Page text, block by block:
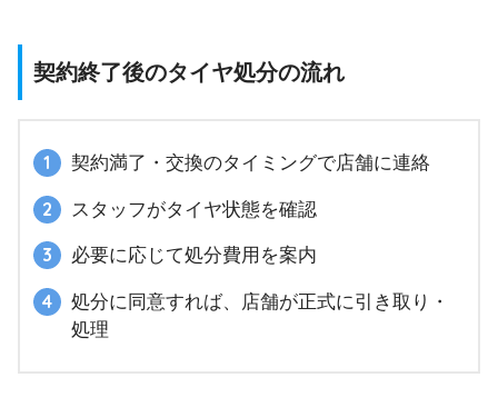
契約終了後のタイヤ処分の流れ
契約満了・交換のタイミングで店舗に連絡
スタッフがタイヤ状態を確認
必要に応じて処分費用を案内
処分に同意すれば、店舗が正式に引き取り・
処理